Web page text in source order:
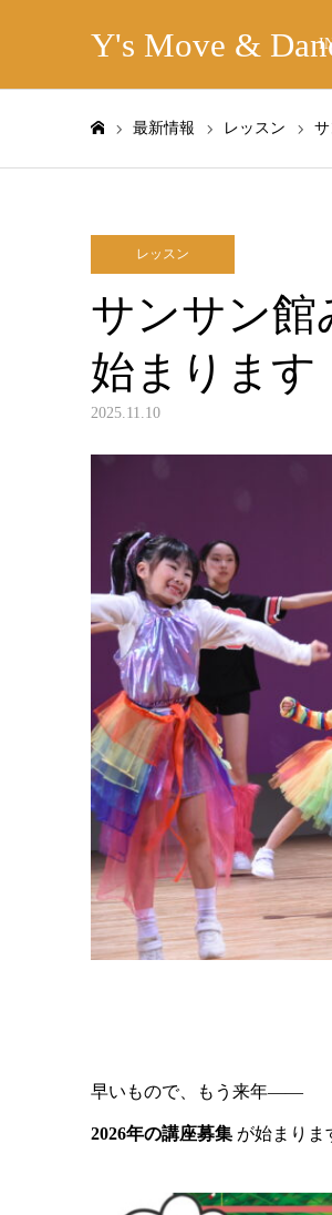
Y's Move &
最新情報 レッスン サ
レッスン
サンサン館
始まります
2025.11.10
早いもので、もう来年――
2026年の講座募集 が始まりま